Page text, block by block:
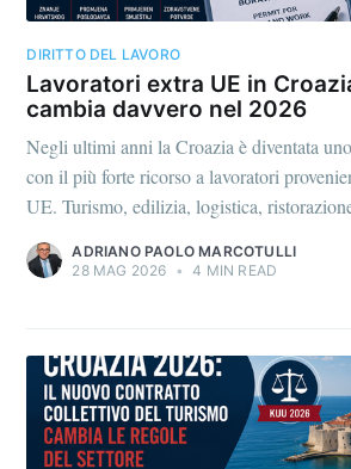
DIRITTO DEL LAVORO
Lavoratori extra UE in
cambia davvero nel 2026
Negli ultimi anni la Croazia è diventata
con il più forte ricorso a lavoratori
UE. Turismo, edilizia, logistica,
ADRIANO PAOLO MARCOTULLI
28 MAG 2026 • 4 MIN READ